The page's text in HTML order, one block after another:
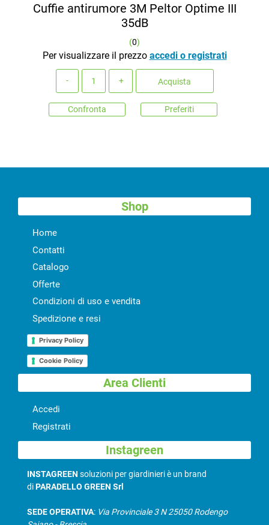
Cuffie antirumore 3M Peltor Optime III
35dB
(0)
Per visualizzare il prezzo accedi o registrati
Acquista
Confronta Preferiti
Shop
Home
Contatti
Catalogo
Offerte
Condizioni di uso e vendita
Spedizione e resi
Privacy Policy
Cookie Policy
Area Clienti
Accedi
Registrati
Instagreen
INSTAGREEN soluzioni per giardinieri è un brand
diPARADELLO GREEN Srl
SEDE OPERATIVA: Via Provinciale 3 N 25050 Rodengo